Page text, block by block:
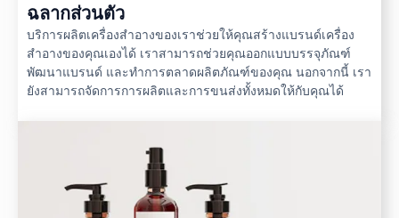
ฉลากส่วนตัว
บริการผลิตเครื่องสำอางของเราช่วยให้คุณสร้างแบรนด์เครื่อง
สำอางของคุณเองได้ เราสามารถช่วยคุณออกแบบบรรจุภัณฑ์
พัฒนาแบรนด์ และทำการตลาดผลิตภัณฑ์ของคุณ นอกจากนี้ เรา
ยังสามารถจัดการการผลิตและการขนส่งทั้งหมดให้กับคุณได้